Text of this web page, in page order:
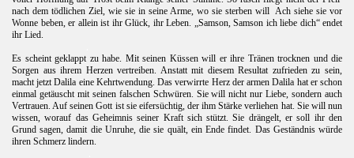
nach dem tödlichen Ziel, wie sie in seine Arme, wo sie sterben will Ach siehe sie vor
Wonne beben, er allein ist ihr Glück, ihr Leben. „Samson, Samson ich liebe dich“ endet
ihr Lied.
Es scheint geklappt zu habe. Mit seinen Küssen will er ihre Tränen trocknen und die
Sorgen aus ihrem Herzen vertreiben. Anstatt mit diesem Resultat zufrieden zu sein,
macht jetzt Dalila eine Kehrtwendung. Das verwirrte Herz der armen Dalila hat er schon
einmal getäuscht mit seinen falschen Schwüren. Sie will nicht nur Liebe, sondern auch
Vertrauen. Auf seinen Gott ist sie eifersüchtig, der ihm Stärke verliehen hat. Sie will nun
wissen, worauf das Geheimnis seiner Kraft sich stützt. Sie drängelt, er soll ihr den
Grund sagen, damit die Unruhe, die sie quält, ein Ende findet. Das Geständnis würde
ihren Schmerz lindern.